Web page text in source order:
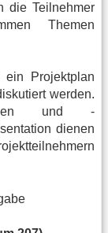
die Teilnehmer
Themen
Projektplan
werden.
und -
dienen